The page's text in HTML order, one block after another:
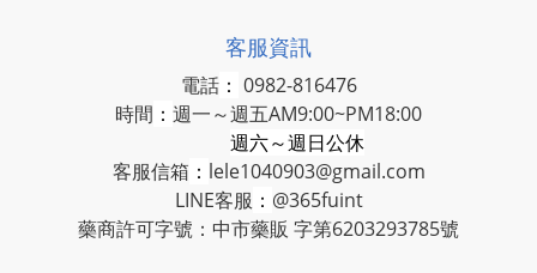
客服資訊
電話： 0982-816476
時間 ： 週一～週五AM9:00~PM18:00
週六～週日公休
客服信箱 ： lele1040903@gmail.com
LINE客服 ： @365fuint
藥商許可字號：中市藥販 字第6203293785號